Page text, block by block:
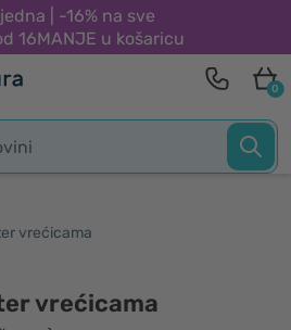
| -16% na sve
16MANJE u košaricu
0
vrećicama
vrećicama